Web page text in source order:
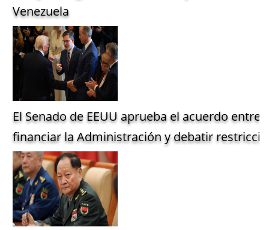
Venezuela
El Senado de EEUU aprueba el acuerdo entre
financiar la Administración y debatir